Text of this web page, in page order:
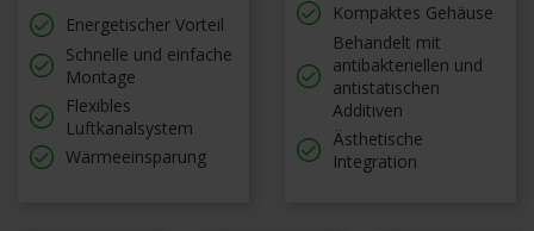
Energetischer Vorteil
Schnelle und einfache
Montage
Flexibles
Luftkanalsystem
Wärmeeinsparung
Kompaktes Gehäuse
Behandelt mit
antibakteriellen und
antistatischen
Additiven
Ästhetische
Integration